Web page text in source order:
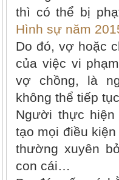
thì có thể bị
Hình sự năm
Do đó, vợ hoặc
của việc vi
vợ chồng, là
không thể tiếp
Người thực
tạo mọi điều
thường xuyên
con cái…